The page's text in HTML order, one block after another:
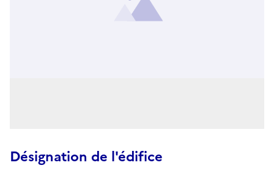
Désignation de l'édifice